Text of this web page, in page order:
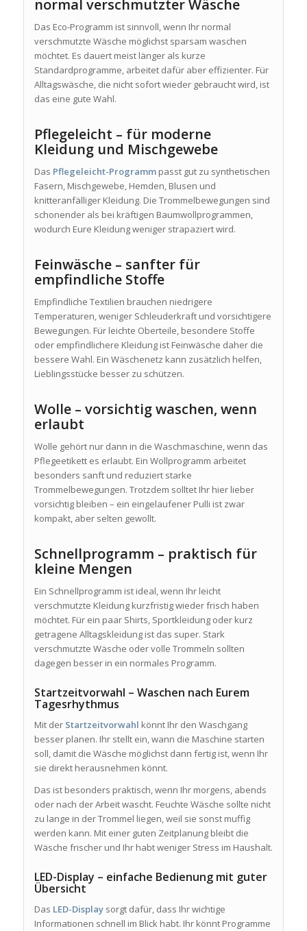
normal verschmutzter Wäsche
Das Eco-Programm ist sinnvoll, wenn Ihr normal
verschmutzte Wäsche möglichst sparsam waschen
möchtet. Es dauert meist länger als kurze
Standardprogramme, arbeitet dafür aber effizienter. Für
Alltagswäsche, die nicht sofort wieder gebraucht wird, ist
das eine gute Wahl.
Pflegeleicht – für moderne
Kleidung und Mischgewebe
Das Pflegeleicht-Programmpasst gut zu synthetischen
Fasern, Mischgewebe, Hemden, Blusen und
knitteranfälliger Kleidung. Die Trommelbewegungen sind
schonender als bei kräftigen Baumwollprogrammen,
wodurch Eure Kleidung weniger strapaziert wird.
Feinwäsche – sanfter für
empfindliche Stoffe
Empfindliche Textilien brauchen niedrigere
Temperaturen, weniger Schleuderkraft und vorsichtigere
Bewegungen. Für leichte Oberteile, besondere Stoffe
oder empfindlichere Kleidung ist Feinwäsche daher die
bessere Wahl. Ein Wäschenetz kann zusätzlich helfen,
Lieblingsstücke besser zu schützen.
Wolle – vorsichtig waschen, wenn
erlaubt
Wolle gehört nur dann in die Waschmaschine, wenn das
Pflegeetikett es erlaubt. Ein Wollprogramm arbeitet
besonders sanft und reduziert starke
Trommelbewegungen. Trotzdem solltet Ihr hier lieber
vorsichtig bleiben – ein eingelaufener Pulli ist zwar
kompakt, aber selten gewollt.
Schnellprogramm – praktisch für
kleine Mengen
Ein Schnellprogramm ist ideal, wenn Ihr leicht
verschmutzte Kleidung kurzfristig wieder frisch haben
möchtet. Für ein paar Shirts, Sportkleidung oder kurz
getragene Alltagskleidung ist das super. Stark
verschmutzte Wäsche oder volle Trommeln sollten
dagegen besser in ein normales Programm.
Startzeitvorwahl – Waschen nach Eurem
Tagesrhythmus
Mit der Startzeitvorwahl könnt Ihr den Waschgang
besser planen. Ihr stellt ein, wann die Maschine starten
soll, damit die Wäsche möglichst dann fertig ist, wenn Ihr
sie direkt herausnehmen könnt.
Das ist besonders praktisch, wenn Ihr morgens, abends
oder nach der Arbeit wascht. Feuchte Wäsche sollte nicht
zu lange in der Trommel liegen, weil sie sonst muffig
werden kann. Mit einer guten Zeitplanung bleibt die
Wäsche frischer und Ihr habt weniger Stress im Haushalt.
LED-Display – einfache Bedienung mit guter
Übersicht
Das LED-Displaysorgt dafür, dass Ihr wichtige
Informationen schnell im Blick habt. Ihr könnt Programme